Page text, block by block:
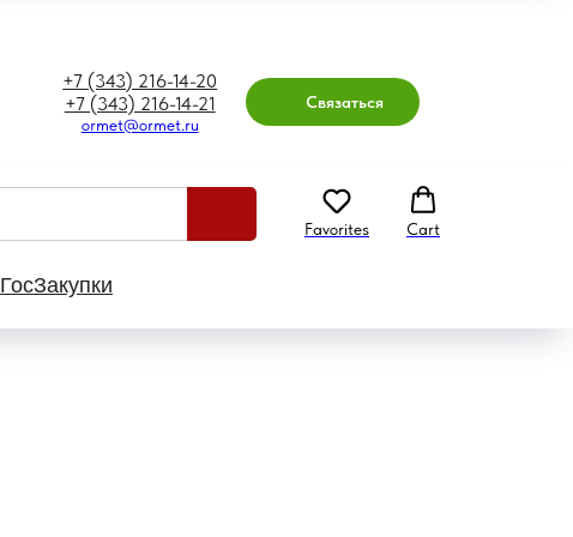
+7 (343) 216-14-20
+7 (343) 216-14-21
ormet@ormet.ru
Связаться
Favorites Cart
ГосЗакупки